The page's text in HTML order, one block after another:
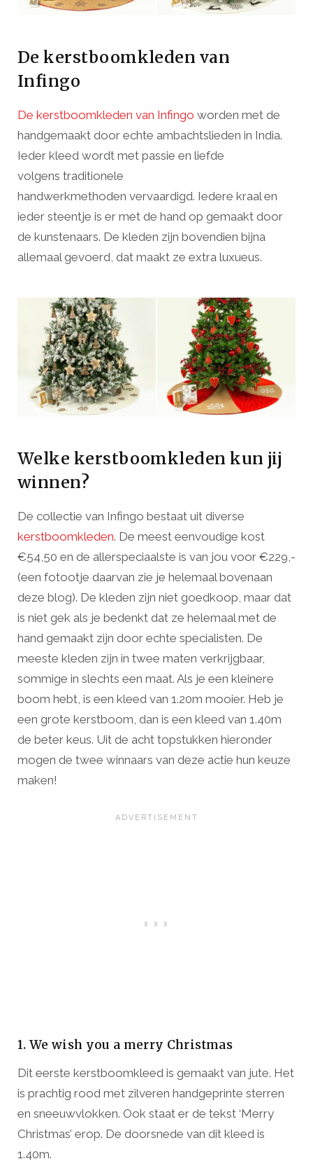
De kerstboomkleden van
Infingo
De kerstboomkleden van Infingo worden met de
handgemaakt door echte ambachtslieden in India.
Ieder kleed wordt met passie en liefde
volgens traditionele
handwerkmethoden vervaardigd. Iedere kraal en
ieder steentje is er met de hand op gemaakt door
de kunstenaars. De kleden zijn bovendien bijna
allemaal gevoerd, dat maakt ze extra luxueus.
Welke kerstboomkleden kun jij
winnen?
De collectie van Infingo bestaat uit diverse
kerstboomkleden. De meest eenvoudige kost
€54,50 en de allerspeciaalste is van jou voor €229,-
(een fotootje daarvan zie je helemaal bovenaan
deze blog). De kleden zijn niet goedkoop, maar dat
is niet gek als je bedenkt dat ze helemaal met de
hand gemaakt zijn door echte specialisten. De
meeste kleden zijn in twee maten verkrijgbaar,
sommige in slechts een maat. Als je een kleinere
boom hebt, is een kleed van 1.20m mooier. Heb je
een grote kerstboom, dan is een kleed van 1.40m
de beter keus. Uit de acht topstukken hieronder
mogen de twee winnaars van deze actie hun keuze
maken!
1. We wish you a merry Christmas
Dit eerste kerstboomkleed is gemaakt van jute. Het
is prachtig rood met zilveren handgeprinte sterren
en sneeuwvlokken. Ook staat er de tekst ‘Merry
Christmas’ erop. De doorsnede van dit kleed is
1.40m.